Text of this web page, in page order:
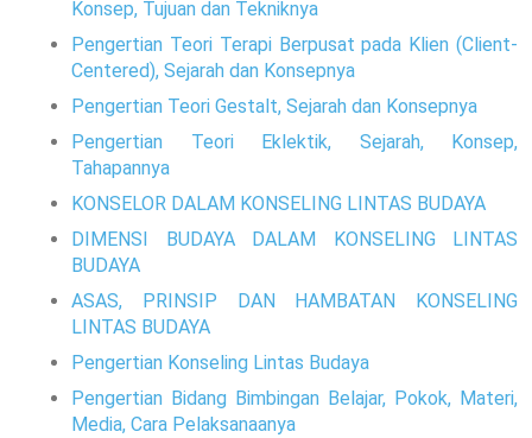
Konsep, Tujuan dan Tekniknya
Pengertian Teori Terapi Berpusat pada Klien (Client-
Centered), Sejarah dan Konsepnya
Pengertian Teori Gestalt, Sejarah dan Konsepnya
Pengertian Teori Eklektik, Sejarah, Konsep,
Tahapannya
KONSELOR DALAM KONSELING LINTAS BUDAYA
DIMENSI BUDAYA DALAM KONSELING LINTAS
BUDAYA
ASAS, PRINSIP DAN HAMBATAN KONSELING
LINTAS BUDAYA
Pengertian Konseling Lintas Budaya
Pengertian Bidang Bimbingan Belajar, Pokok, Materi,
Media, Cara Pelaksanaanya